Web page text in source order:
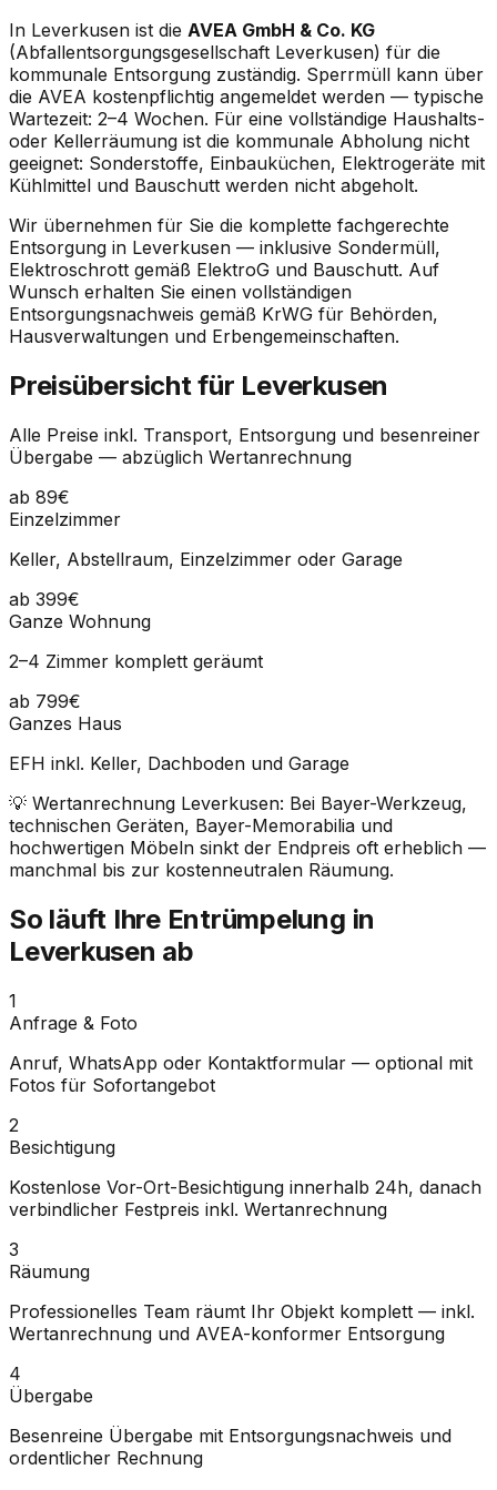
In Leverkusen ist die AVEA GmbH & Co. KG
(Abfallentsorgungsgesellschaft Leverkusen) für die
kommunale Entsorgung zuständig. Sperrmüll kann über
die AVEA kostenpflichtig angemeldet werden — typische
Wartezeit: 2–4 Wochen. Für eine vollständige Haushalts-
oder Kellerräumung ist die kommunale Abholung nicht
geeignet: Sonderstoffe, Einbauküchen, Elektrogeräte mit
Kühlmittel und Bauschutt werden nicht abgeholt.
Wir übernehmen für Sie die komplette fachgerechte
Entsorgung in Leverkusen — inklusive Sondermüll,
Elektroschrott gemäß ElektroG und Bauschutt. Auf
Wunsch erhalten Sie einen vollständigen
Entsorgungsnachweis gemäß KrWG für Behörden,
Hausverwaltungen und Erbengemeinschaften.
Preisübersicht für Leverkusen
Alle Preise inkl. Transport, Entsorgung und besenreiner
Übergabe — abzüglich Wertanrechnung
ab 89€
Einzelzimmer
Keller, Abstellraum, Einzelzimmer oder Garage
ab 399€
Ganze Wohnung
2–4 Zimmer komplett geräumt
ab 799€
Ganzes Haus
EFH inkl. Keller, Dachboden und Garage
💡 Wertanrechnung Leverkusen: Bei Bayer-Werkzeug,
technischen Geräten, Bayer-Memorabilia und
hochwertigen Möbeln sinkt der Endpreis oft erheblich —
manchmal bis zur kostenneutralen Räumung.
So läuft Ihre Entrümpelung in
Leverkusen ab
1
Anfrage & Foto
Anruf, WhatsApp oder Kontaktformular — optional mit
Fotos für Sofortangebot
2
Besichtigung
Kostenlose Vor-Ort-Besichtigung innerhalb 24h, danach
verbindlicher Festpreis inkl. Wertanrechnung
3
Räumung
Professionelles Team räumt Ihr Objekt komplett — inkl.
Wertanrechnung und AVEA-konformer Entsorgung
4
Übergabe
Besenreine Übergabe mit Entsorgungsnachweis und
ordentlicher Rechnung